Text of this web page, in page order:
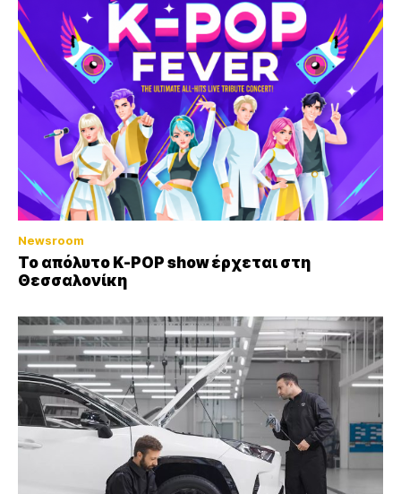
Newsroom
Το απόλυτο K-POP show έρχεται στη
Θεσσαλονίκη